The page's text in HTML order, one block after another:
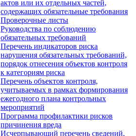
актов или их отдельных частей,
содержащих обязательные требования
Проверочные листы
Руководства по соблюдению
обязательных требований
Перечень индикаторов риска
нарушения обязательных требований,
порядок отнесения объектов контроля
к категориям риска
Перечень объектов контроля,
учитываемых в рамках формирования
ежегодного плана контрольных
мероприятий
Программа профилактики рисков
причинения вреда
Исчерпывающий перечень сведений,